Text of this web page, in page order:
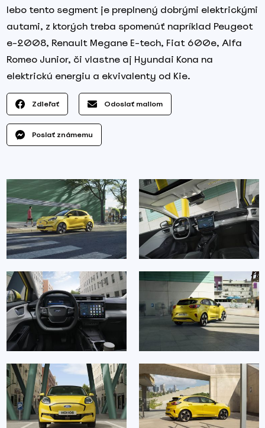
lebo tento segment je preplnený dobrými elektrickými
autami, z ktorých treba spomenúť napríklad Peugeot
e-2008, Renault Megane E-tech, Fiat 600e, Alfa
Romeo Junior, či vlastne aj Hyundai Kona na
elektrickú energiu a ekvivalenty od Kie.
Zdieľať Odoslať mailom
Poslať známemu